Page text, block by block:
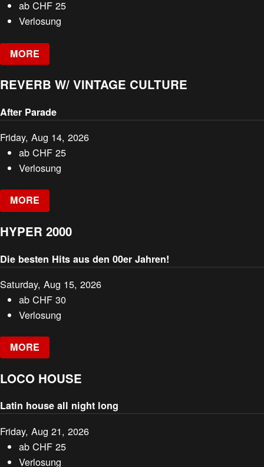
abCHF 25
Verlosung
MORE
REVERB W/ VINTAGE CULTURE
After Parade
Friday, Aug 14, 2026
abCHF 25
Verlosung
MORE
HYPER 2000
Die besten Hits aus den 00er Jahren!
Saturday, Aug 15, 2026
abCHF 30
Verlosung
MORE
LOCO HOUSE
Latin house all night long
Friday, Aug 21, 2026
abCHF 25
Verlosung